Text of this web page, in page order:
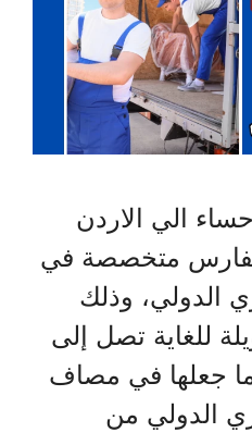
الي الاردن
متخصصة في
الدولي، وذلك
للغاية تصل إلى
عاما مما جعلها في مصاف
الدولي من